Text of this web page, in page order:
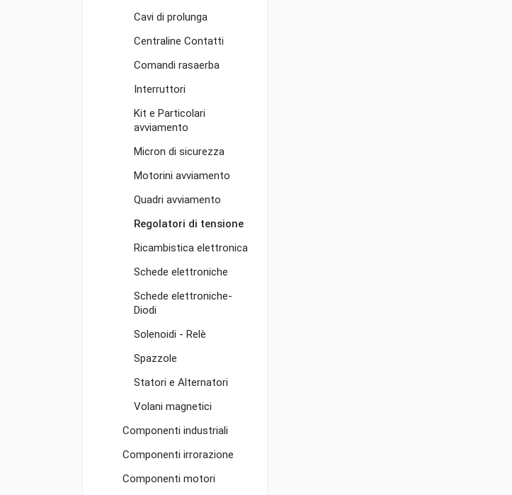
Cavi di prolunga
Centraline Contatti
Comandi rasaerba
Interruttori
Kit e Particolari
avviamento
Micron di sicurezza
Motorini avviamento
Quadri avviamento
Regolatori di tensione
Ricambistica elettronica
Schede elettroniche
Schede elettroniche-
Diodi
Solenoidi - Relè
Spazzole
Statori e Alternatori
Volani magnetici
Componenti industriali
Componenti irrorazione
Componenti motori